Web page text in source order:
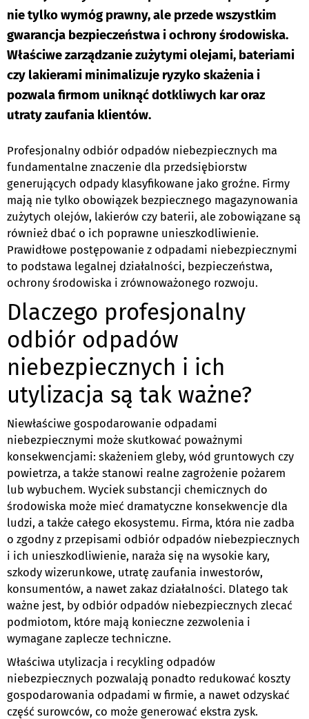
nie tylko wymóg prawny, ale przede wszystkim
gwarancja bezpieczeństwa i ochrony środowiska.
Właściwe zarządzanie zużytymi olejami, bateriami
czy lakierami minimalizuje ryzyko skażenia i
pozwala firmom uniknąć dotkliwych kar oraz
utraty zaufania klientów.
Profesjonalny odbiór odpadów niebezpiecznych ma
fundamentalne znaczenie dla przedsiębiorstw
generujących odpady klasyfikowane jako groźne. Firmy
mają nie tylko obowiązek bezpiecznego magazynowania
zużytych olejów, lakierów czy baterii, ale zobowiązane są
również dbać o ich poprawne unieszkodliwienie.
Prawidłowe postępowanie z odpadami niebezpiecznymi
to podstawa legalnej działalności, bezpieczeństwa,
ochrony środowiska i zrównoważonego rozwoju.
Dlaczego profesjonalny
odbiór odpadów
niebezpiecznych i ich
utylizacja są tak ważne?
Niewłaściwe gospodarowanie odpadami
niebezpiecznymi może skutkować poważnymi
konsekwencjami: skażeniem gleby, wód gruntowych czy
powietrza, a także stanowi realne zagrożenie pożarem
lub wybuchem. Wyciek substancji chemicznych do
środowiska może mieć dramatyczne konsekwencje dla
ludzi, a także całego ekosystemu. Firma, która nie zadba
o zgodny z przepisami odbiór odpadów niebezpiecznych
i ich unieszkodliwienie, naraża się na wysokie kary,
szkody wizerunkowe, utratę zaufania inwestorów,
konsumentów, a nawet zakaz działalności. Dlatego tak
ważne jest, by odbiór odpadów niebezpiecznych zlecać
podmiotom, które mają konieczne zezwolenia i
wymagane zaplecze techniczne.
Właściwa utylizacja i recykling odpadów
niebezpiecznych pozwalają ponadto redukować koszty
gospodarowania odpadami w firmie, a nawet odzyskać
część surowców, co może generować ekstra zysk.